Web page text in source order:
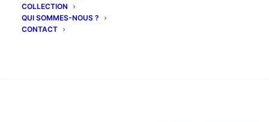
COLLECTION
QUI SOMMES-NOUS ?
CONTACT